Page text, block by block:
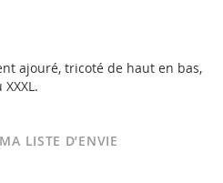
ajouré, tricoté de haut en bas,
LISTE D’ENVIE